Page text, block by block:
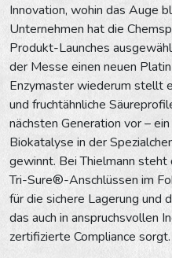
Innovation, wohin das Auge
Unternehmen hat die
Produkt-Launches
der Messe einen neuen
Enzymaster wiederum stellt
und fruchtähnliche
nächsten Generation vor –
Biokatalyse in der
gewinnt. Bei Thielmann
Tri-Sure®-Anschlüssen im
für die sichere Lagerung und
das auch in anspruchsvollen
zertifizierte Compliance sorgt.